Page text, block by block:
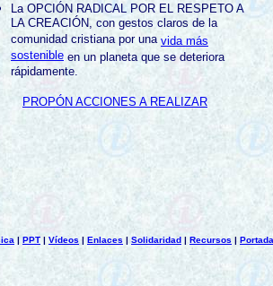
La OPCIÓN RADICAL POR EL RESPETO A
LA CREACIÓN, con gestos claros de la
comunidad cristiana por una vida más
sostenible en un planeta que se deteriora
rápidamente.
PROPÓN ACCIONES A REALIZAR
| PPT | Vídeos | Enlaces | Solidaridad | Recursos |